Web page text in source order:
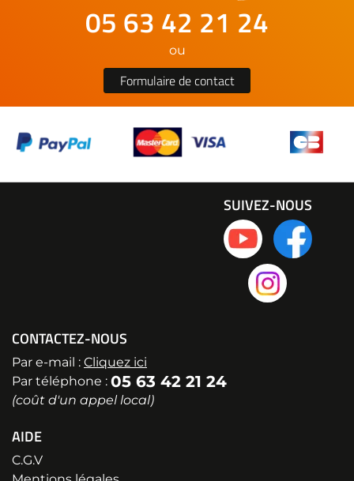
05 63 42 21 24
ou
Formulaire de contact
CONTACTEZ-NOUS
Par e-mail : Cliquez ici
Par téléphone : 05 63 42 21 24
(coût d'un appel local)
AIDE
C.G.V
SUIVEZ-NOUS